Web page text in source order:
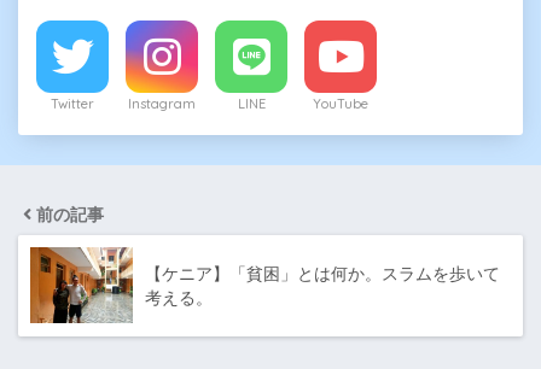
Twitter Instagram LINE YouTube
前の記事
【ケニア】「貧困」とは何か。スラムを歩いて
考える。